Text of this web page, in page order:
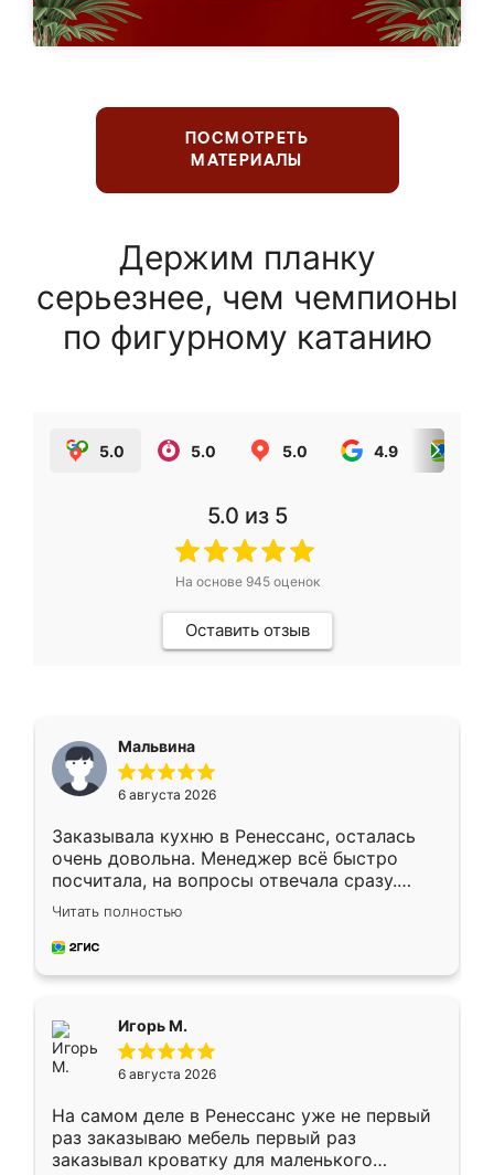
ПОСМОТРЕТЬ
МАТЕРИАЛЫ
Держим планку
серьезнее, чем чемпионы
по фигурному катанию
5.0 5.0 5.0 4.9
5.0 из 5
На основе 945оценок
Оставить отзыв
Мальвина
6 августа 2026
Заказывала кухню в Ренессанс, осталась
очень довольна. Менеджер всё быстро
посчитала, на вопросы отвечала сразу.
Замерщик приехал в субботу, подошёл к
делу со всей ответственностью. Собрали
за день, ребята работали аккуратно, даже
Читать полностью
Игорь М.
6 августа 2026
На самом деле в Ренессанс уже не первый
раз заказываю мебель первый раз
заказывал кроватку для маленького